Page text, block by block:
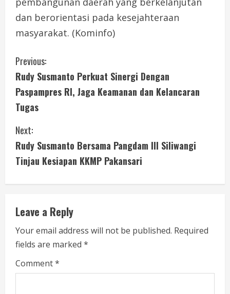
dan berorientasi pada kesejahteraan
masyarakat. (Kominfo)
C
o
n
t
i
n
u
e
R
e
a
Previous:
Rudy Susmanto Perkuat Sinergi Dengan
Paspampres RI, Jaga Keamanan dan Kelancaran
Tugas
Next:
Rudy Susmanto Bersama Pangdam III Siliwangi
Tinjau Kesiapan KKMP Pakansari
Leave a Reply
Your email address will not be published. Required
fields are marked *
Comment*